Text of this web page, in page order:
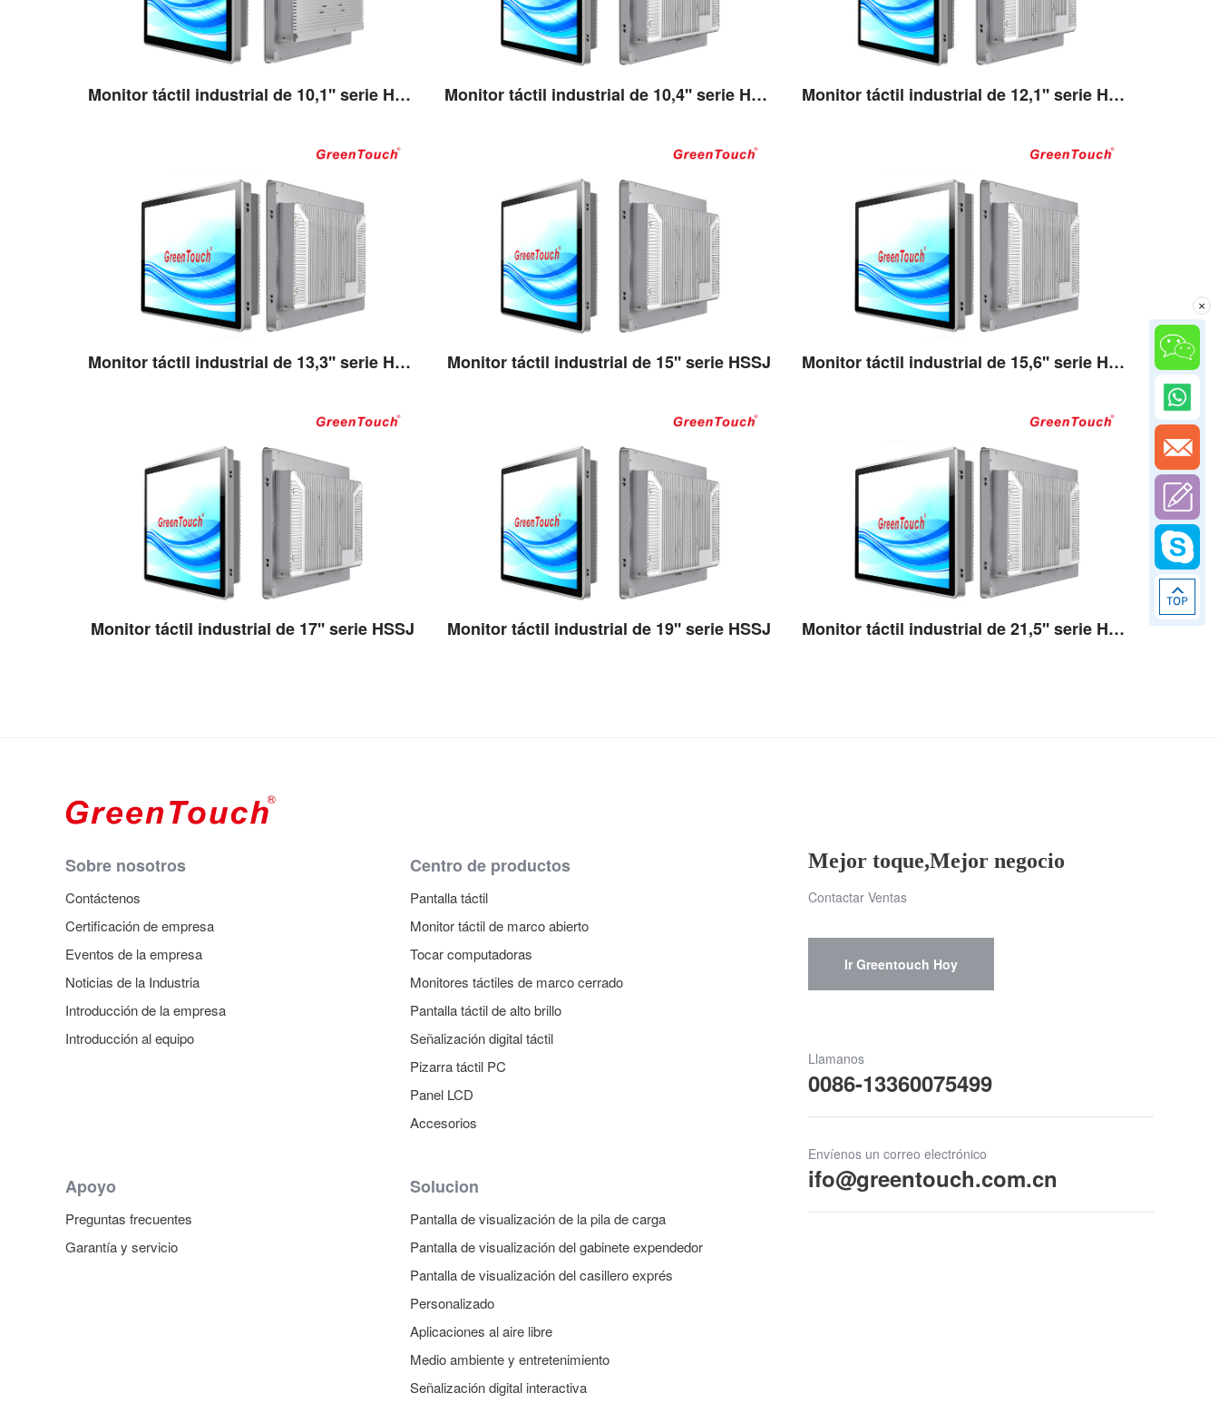
Ver detalles
Monitor táctil industrial de 10,1'' serie HSSJ
Ver detalles
Monitor táctil industrial de 10,4'' serie HSSJ
Ver detalles
Monitor táctil industrial de 12,1'' serie HSSJ
Ver detalles
Monitor táctil industrial de 13,3'' serie HSSJ
Ver detalles
Monitor táctil industrial de 15'' serie HSSJ
Ver detalles
Monitor táctil industrial de 15,6'' serie HSSJ
Monitor táctil industrial de 17'' serie HSSJ Monitor táctil industrial de 19'' serie HSSJ Monitor táctil industrial de 21,5'' serie HSSJ
Sobre nosotros
Contáctenos
Certificación de empresa
Eventos de la empresa
Noticias de la Industria
Introducción de la empresa
Introducción al equipo
Centro de productos
Pantalla táctil
Monitor táctil de marco abierto
Tocar computadoras
Monitores táctiles de marco cerrado
Pantalla táctil de alto brillo
Señalización digital táctil
Pizarra táctil PC
Panel LCD
Accesorios
Apoyo
Preguntas frecuentes
Garantía y servicio
Solucion
Pantalla de visualización de la pila de carga
Pantalla de visualización del gabinete expendedor
Pantalla de visualización del casillero exprés
Personalizado
Aplicaciones al aire libre
Medio ambiente y entretenimiento
Señalización digital interactiva
Mejor toque,Mejor negocio
Contactar Ventas
Ir Greentouch Hoy
Llamanos
0086-13360075499
Envíenos un correo electrónico
ifo@greentouch.com.cn
×